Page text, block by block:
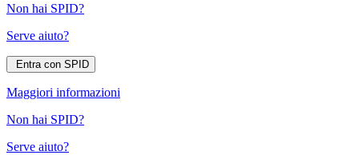
Non hai SPID?
Serve aiuto?
Entra con SPID
Maggiori informazioni
Non hai SPID?
Serve aiuto?